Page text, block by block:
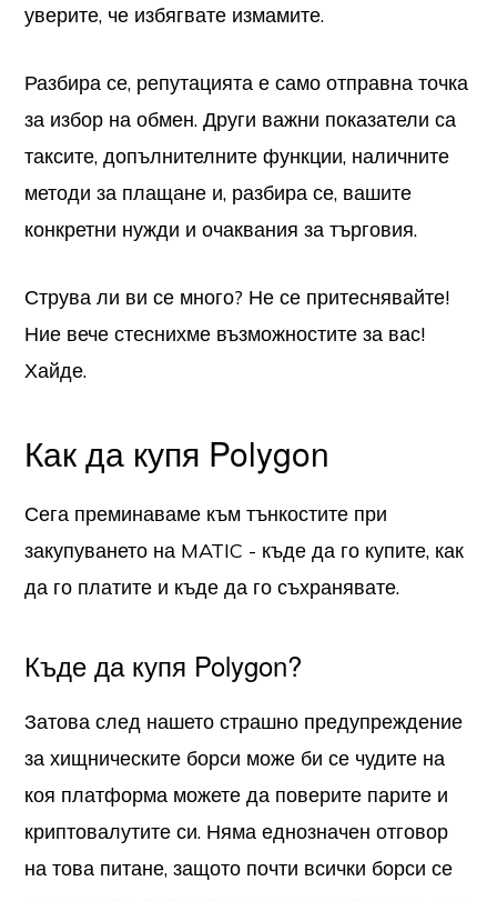
уверите, че избягвате измамите.
Разбира се, репутацията е само отправна точка
за избор на обмен. Други важни показатели са
таксите, допълнителните функции, наличните
методи за плащане и, разбира се, вашите
конкретни нужди и очаквания за търговия.
Струва ли ви се много? Не се притеснявайте!
Ние вече стеснихме възможностите за вас!
Хайде.
Как да купя Polygon
Сега преминаваме към тънкостите при
закупуването на MATIC - къде да го купите, как
да го платите и къде да го съхранявате.
Къде да купя Polygon?
Затова след нашето страшно предупреждение
за хищническите борси може би се чудите на
коя платформа можете да поверите парите и
криптовалутите си. Няма еднозначен отговор
на това питане, защото почти всички борси се